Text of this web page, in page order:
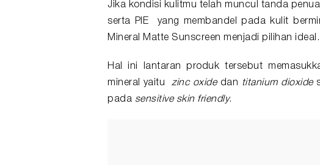
Jika kondisi kulitmu telah muncul tanda
serta PIE yang membandel pada kulit
Mineral Matte Sunscreen menjadi pilihan ideal.
Hal ini lantaran produk tersebut
mineral yaitu zinc oxidedan titanium dioxide
pada sensitive skin friendly.